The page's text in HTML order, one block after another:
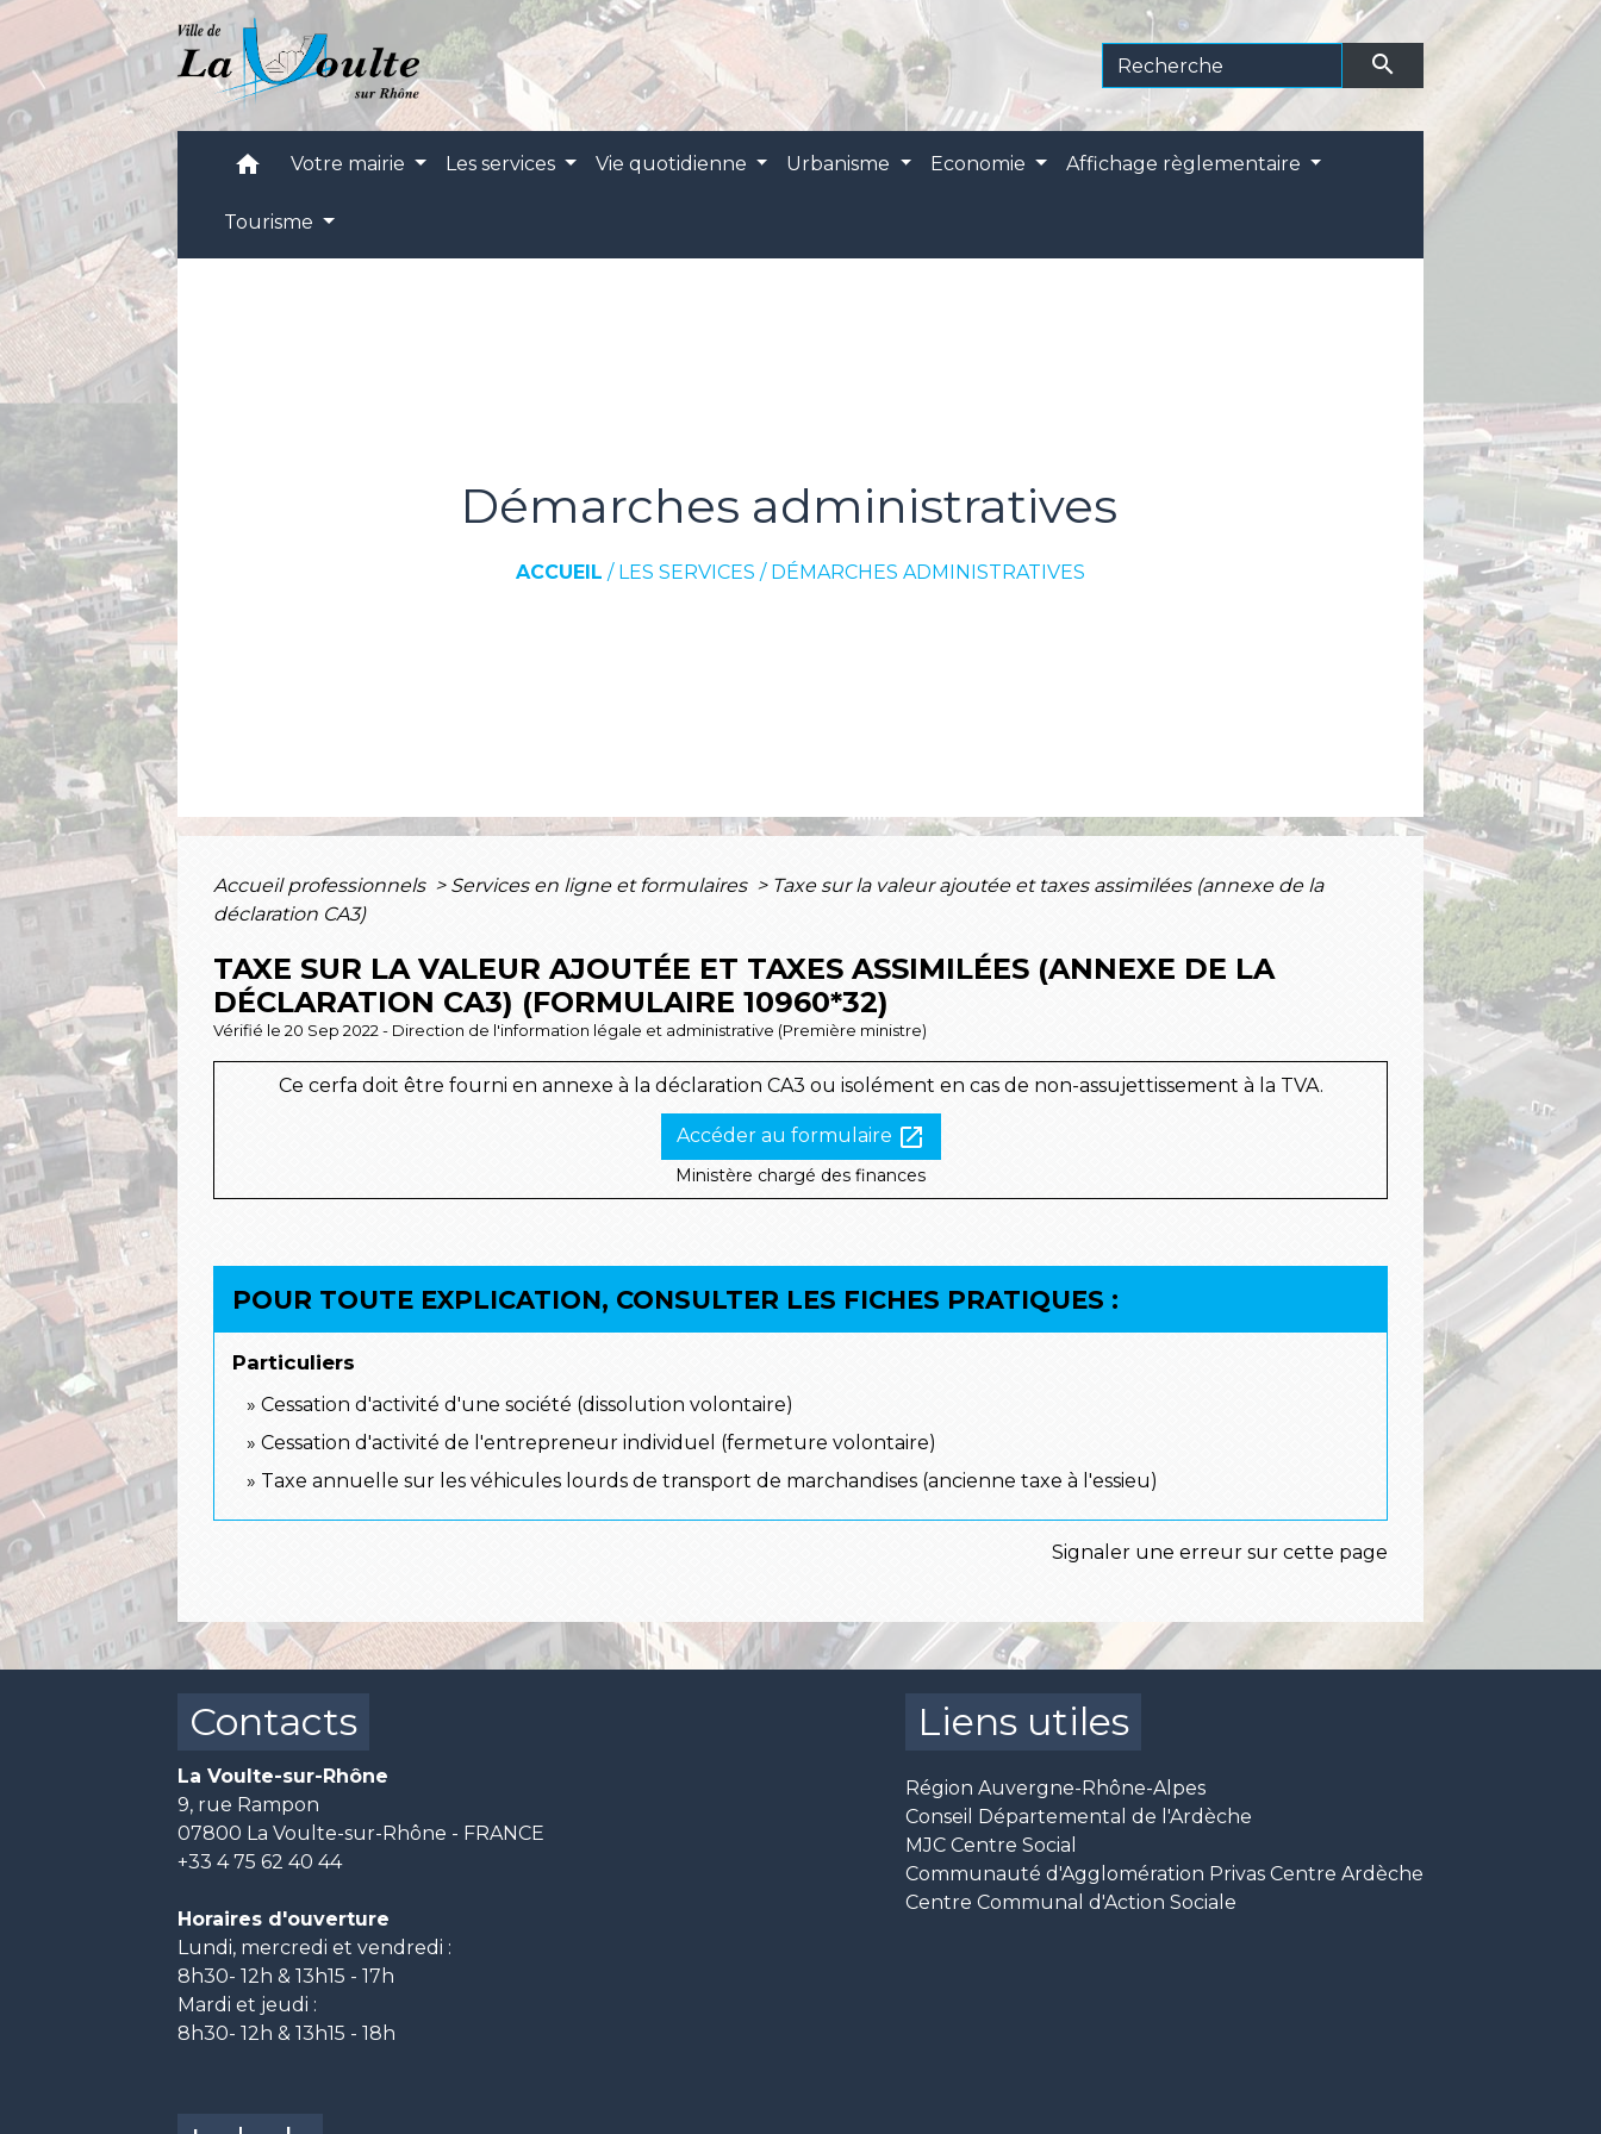
search
home Votre mairie Les services Vie quotidienne Urbanisme Economie Affichage règlementaire
Tourisme
Démarches administratives
ACCUEIL / LES SERVICES / DÉMARCHES ADMINISTRATIVES
Accueil professionnels > Services en ligne et formulaires > Taxe sur la valeur ajoutée et taxes assimilées (annexe de la
déclaration CA3)
TAXE SUR LA VALEUR AJOUTÉE ET TAXES ASSIMILÉES (ANNEXE DE LA
DÉCLARATION CA3) (FORMULAIRE 10960*32)
Vérifié le 20 Sep 2022 - Direction de l'information légale et administrative (Première ministre)
Ce cerfa doit être fourni en annexe à la déclaration CA3 ou isolément en cas de non-assujettissement à la TVA.
Accéder au formulaire open_in_new
Ministère chargé des finances
POUR TOUTE EXPLICATION, CONSULTER LES FICHES PRATIQUES :
Particuliers
Cessation d'activité d'une société (dissolution volontaire)
Cessation d'activité de l'entrepreneur individuel (fermeture volontaire)
Taxe annuelle sur les véhicules lourds de transport de marchandises (ancienne taxe à l'essieu)
Signaler une erreur sur cette page
Contacts
La Voulte-sur-Rhône
9, rue Rampon
07800 La Voulte-sur-Rhône - FRANCE
+33 4 75 62 40 44
Horaires d'ouverture
Lundi, mercredi et vendredi :
8h30- 12h & 13h15 - 17h
Mardi et jeudi :
8h30- 12h & 13h15 - 18h
Liens utiles
Région Auvergne-Rhône-Alpes
Conseil Départemental de l'Ardèche
MJC Centre Social
Communauté d'Agglomération Privas Centre Ardèche
Centre Communal d'Action Sociale